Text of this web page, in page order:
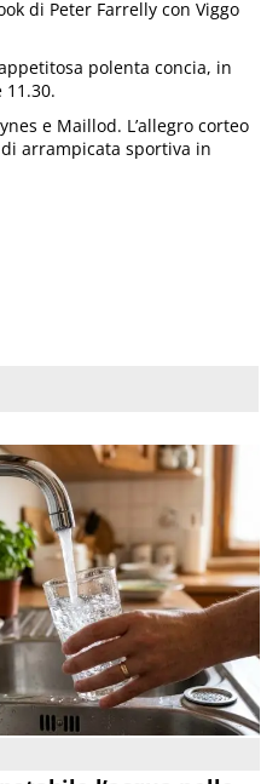
di Peter Farrelly con Viggo
polenta concia, in
e Maillod. L’allegro corteo
di arrampicata sportiva in